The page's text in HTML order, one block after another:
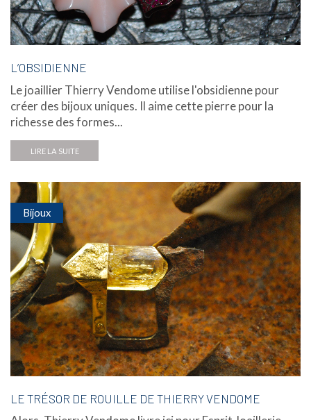
L’OBSIDIENNE
Le joaillier Thierry Vendome utilise l'obsidienne pour
créer des bijoux uniques. Il aime cette pierre pour la
richesse des formes...
LIRE LA SUITE
Bijoux
LE TRÉSOR DE ROUILLE DE THIERRY VENDOME